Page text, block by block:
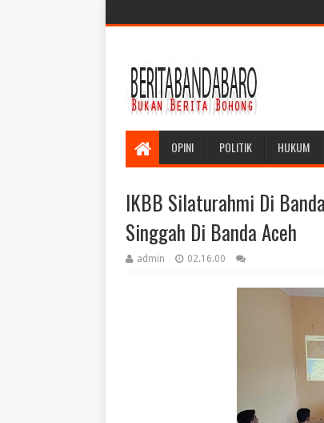
OPINI POLITIK HUKUM
IKBB Silaturahmi Di
Singgah Di Banda Aceh
admin 02.16.00